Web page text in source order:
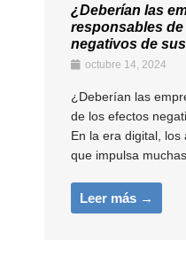
¿Deberían las
responsables
negativos de
octubre 14, 2024
¿Deberían las
de los efectos
En la era digital,
que impulsa
Leer más →